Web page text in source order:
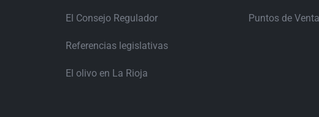
El Consejo Regulador
Referencias legislativas
El olivo en La Rioja
Puntos de Venta